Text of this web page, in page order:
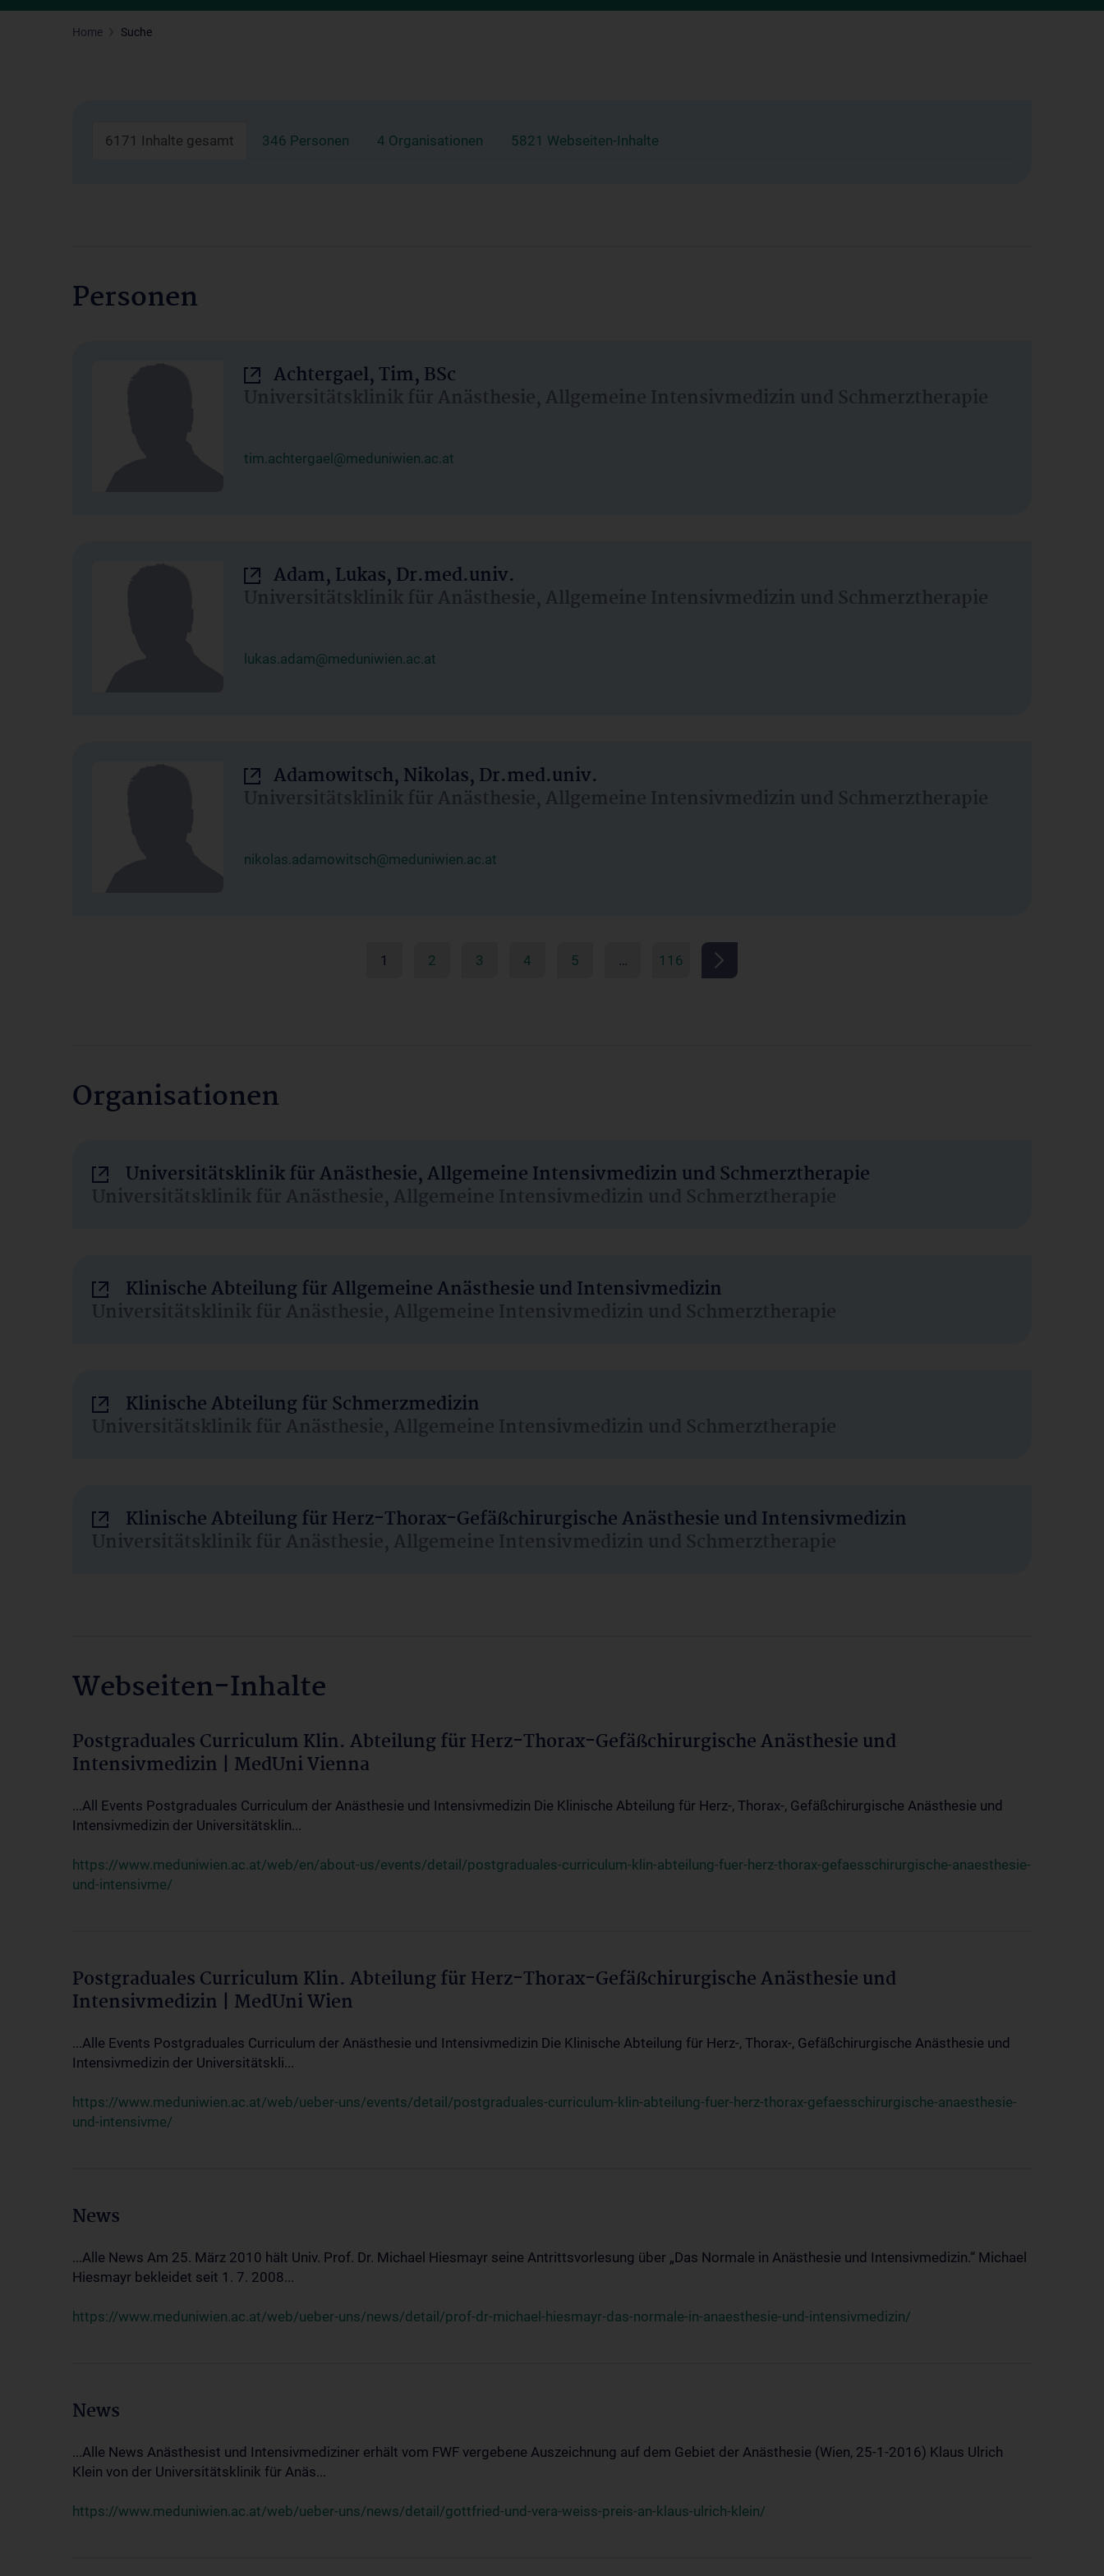
Home Suche
6171 Inhalte gesamt 346 Personen 4 Organisationen 5821 Webseiten-Inhalte
Personen
Achtergael, Tim, BSc
Universitätsklinik für Anästhesie, Allgemeine Intensivmedizin und Schmerztherapie
tim.achtergael@meduniwien.ac.at
Adam, Lukas, Dr.med.univ.
Universitätsklinik für Anästhesie, Allgemeine Intensivmedizin und Schmerztherapie
lukas.adam@meduniwien.ac.at
Adamowitsch, Nikolas, Dr.med.univ.
Universitätsklinik für Anästhesie, Allgemeine Intensivmedizin und Schmerztherapie
nikolas.adamowitsch@meduniwien.ac.at
1 2 3 4 5 … 116
Organisationen
Universitätsklinik für Anästhesie, Allgemeine Intensivmedizin und Schmerztherapie
Universitätsklinik für Anästhesie, Allgemeine Intensivmedizin und Schmerztherapie
Klinische Abteilung für Allgemeine Anästhesie und Intensivmedizin
Universitätsklinik für Anästhesie, Allgemeine Intensivmedizin und Schmerztherapie
Klinische Abteilung für Schmerzmedizin
Universitätsklinik für Anästhesie, Allgemeine Intensivmedizin und Schmerztherapie
Klinische Abteilung für Herz-Thorax-Gefäßchirurgische Anästhesie und Intensivmedizin
Universitätsklinik für Anästhesie, Allgemeine Intensivmedizin und Schmerztherapie
Webseiten-Inhalte
Postgraduales Curriculum Klin. Abteilung für Herz-Thorax-Gefäßchirurgische Anästhesie und
Intensivmedizin | MedUni Vienna
...All Events Postgraduales Curriculum der Anästhesie und Intensivmedizin Die Klinische Abteilung für Herz-, Thorax-, Gefäßchirurgische Anästhesie und
Intensivmedizin der Universitätsklin...
https://www.meduniwien.ac.at/web/en/about-us/events/detail/postgraduales-curriculum-klin-abteilung-fuer-herz-thorax-gefaesschirurgische-anaesthesie-
und-intensivme/
Postgraduales Curriculum Klin. Abteilung für Herz-Thorax-Gefäßchirurgische Anästhesie und
Intensivmedizin | MedUni Wien
...Alle Events Postgraduales Curriculum der Anästhesie und Intensivmedizin Die Klinische Abteilung für Herz-, Thorax-, Gefäßchirurgische Anästhesie und
Intensivmedizin der Universitätskli...
https://www.meduniwien.ac.at/web/ueber-uns/events/detail/postgraduales-curriculum-klin-abteilung-fuer-herz-thorax-gefaesschirurgische-anaesthesie-
und-intensivme/
News
...Alle News Am 25. März 2010 hält Univ. Prof. Dr. Michael Hiesmayr seine Antrittsvorlesung über „Das Normale in Anästhesie und Intensivmedizin.“ Michael
Hiesmayr bekleidet seit 1. 7. 2008...
https://www.meduniwien.ac.at/web/ueber-uns/news/detail/prof-dr-michael-hiesmayr-das-normale-in-anaesthesie-und-intensivmedizin/
News
...Alle News Anästhesist und Intensivmediziner erhält vom FWF vergebene Auszeichnung auf dem Gebiet der Anästhesie (Wien, 25-1-2016) Klaus Ulrich
Klein von der Universitätsklinik für Anäs...
https://www.meduniwien.ac.at/web/ueber-uns/news/detail/gottfried-und-vera-weiss-preis-an-klaus-ulrich-klein/